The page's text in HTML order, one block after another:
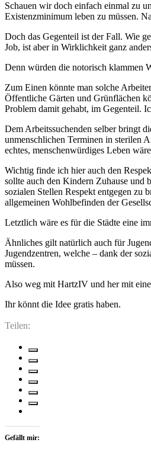
Schauen wir doch einfach einmal zu
Existenzminimum leben zu müssen.
Doch das Gegenteil ist der Fall. Wie
Job, ist aber in Wirklichkeit ganz
Denn würden die notorisch klammen
Zum Einen könnte man solche
Öffentliche Gärten und Grünflächen
Problem damit gehabt, im Gegenteil.
Dem Arbeitssuchenden selber bringt
unmenschlichen Terminen in sterilen
echtes, menschenwürdiges Leben
Wichtig finde ich hier auch den
sollte auch den Kindern Zuhause und
sozialen Stellen Respekt entgegen zu
allgemeinen Wohlbefinden der
Letztlich wäre es für die Städte eine
Ähnliches gilt natürlich auch für
Jugendzentren, welche – dank der
müssen.
Also weg mit HartzIV und her mit
Ihr könnt die Idee gratis haben.
Teilen:
Gefällt mir: